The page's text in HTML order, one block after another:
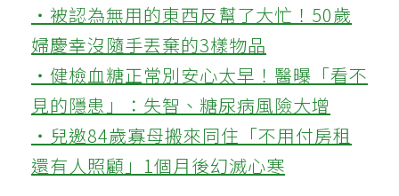
‧被認為無用的東西反幫了大忙！50歲
婦慶幸沒隨手丟棄的3樣物品
‧健檢血糖正常別安心太早！醫曝「看不
見的隱患」：失智、糖尿病風險大增
‧兒邀84歲寡母搬來同住「不用付房租
還有人照顧」1個月後幻滅心寒